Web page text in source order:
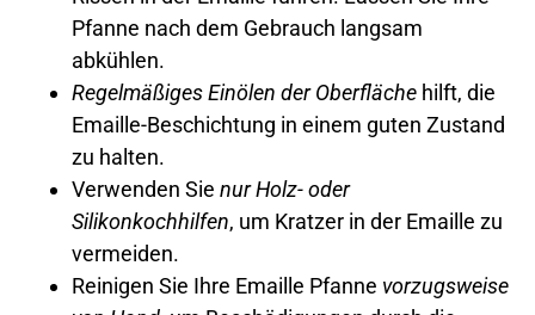
Pfanne nach dem Gebrauch langsam
abkühlen.
Regelmäßiges Einölen der Oberfläche hilft, die
Emaille-Beschichtung in einem guten Zustand
zu halten.
Verwenden Sie nur Holz- oder
Silikonkochhilfen, um Kratzer in der Emaille zu
vermeiden.
Reinigen Sie Ihre Emaille Pfanne vorzugsweise